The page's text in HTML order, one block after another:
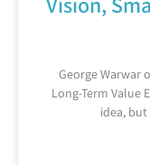
George Warwar
Long-Term Value
idea,